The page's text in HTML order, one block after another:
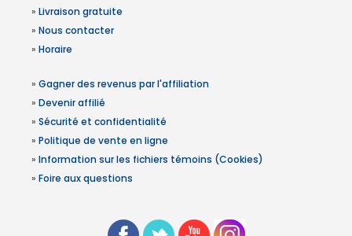
» Livraison gratuite
» Nous contacter
» Horaire
» Gagner des revenus par l'affiliation
» Devenir affilié
» Sécurité et confidentialité
» Politique de vente en ligne
» Information sur les fichiers témoins (Cookies)
» Foire aux questions